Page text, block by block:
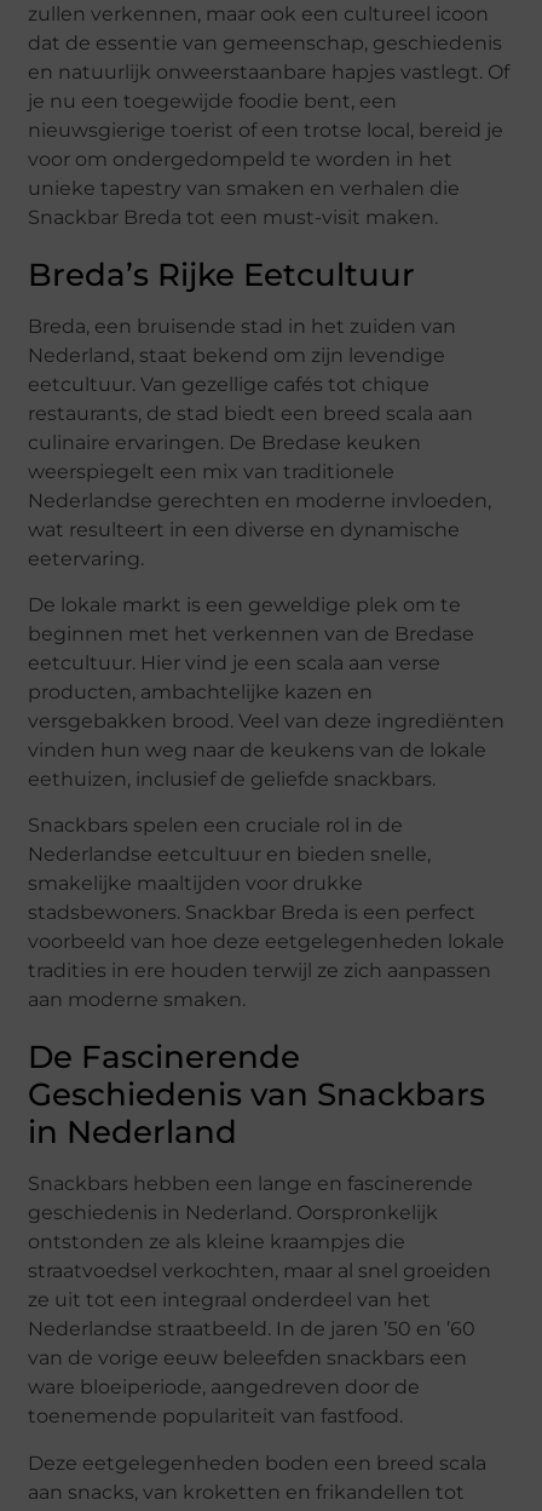
zullen verkennen, maar ook een cultureel icoon
dat de essentie van gemeenschap, geschiedenis
en natuurlijk onweerstaanbare hapjes vastlegt. Of
je nu een toegewijde foodie bent, een
nieuwsgierige toerist of een trotse local, bereid je
voor om ondergedompeld te worden in het
unieke tapestry van smaken en verhalen die
Snackbar Breda tot een must-visit maken.
Breda’s Rijke Eetcultuur
Breda, een bruisende stad in het zuiden van
Nederland, staat bekend om zijn levendige
eetcultuur. Van gezellige cafés tot chique
restaurants, de stad biedt een breed scala aan
culinaire ervaringen. De Bredase keuken
weerspiegelt een mix van traditionele
Nederlandse gerechten en moderne invloeden,
wat resulteert in een diverse en dynamische
eetervaring.
De lokale markt is een geweldige plek om te
beginnen met het verkennen van de Bredase
eetcultuur. Hier vind je een scala aan verse
producten, ambachtelijke kazen en
versgebakken brood. Veel van deze ingrediënten
vinden hun weg naar de keukens van de lokale
eethuizen, inclusief de geliefde snackbars.
Snackbars spelen een cruciale rol in de
Nederlandse eetcultuur en bieden snelle,
smakelijke maaltijden voor drukke
stadsbewoners. Snackbar Breda is een perfect
voorbeeld van hoe deze eetgelegenheden lokale
tradities in ere houden terwijl ze zich aanpassen
aan moderne smaken.
De Fascinerende
Geschiedenis van Snackbars
in Nederland
Snackbars hebben een lange en fascinerende
geschiedenis in Nederland. Oorspronkelijk
ontstonden ze als kleine kraampjes die
straatvoedsel verkochten, maar al snel groeiden
ze uit tot een integraal onderdeel van het
Nederlandse straatbeeld. In de jaren ’50 en ’60
van de vorige eeuw beleefden snackbars een
ware bloeiperiode, aangedreven door de
toenemende populariteit van fastfood.
Deze eetgelegenheden boden een breed scala
aan snacks, van kroketten en frikandellen tot